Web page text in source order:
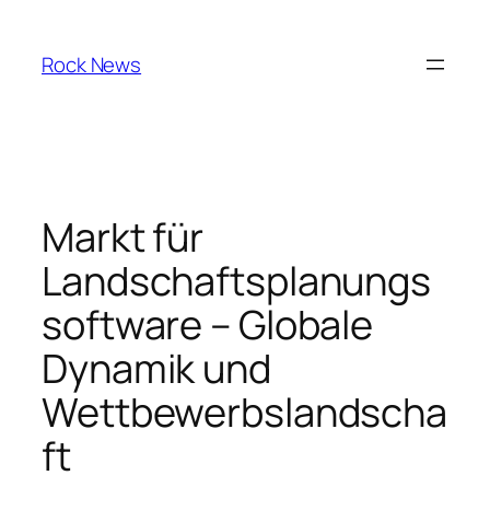
content
Rock News
Markt für
Landschaftsplanungs
software – Globale
Dynamik und
Wettbewerbslandscha
ft